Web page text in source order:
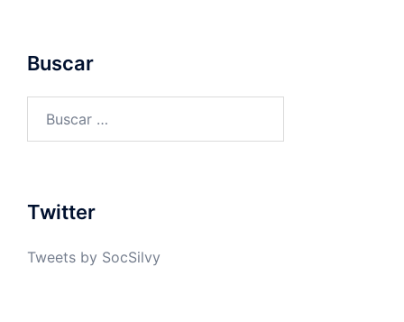
Buscar
Twitter
Tweets by SocSilvy